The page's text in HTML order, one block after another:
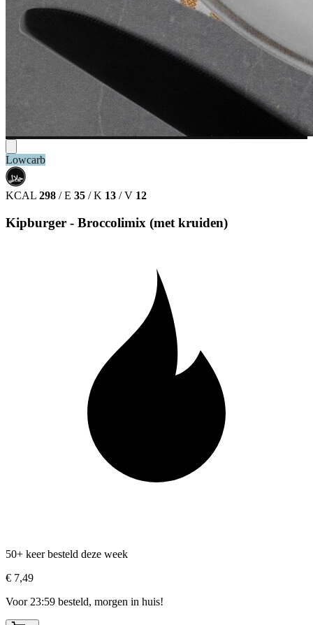
Lowcarb
حلال
HALAL
KCAL 298 / E 35 / K 13 / V 12
Kipburger - Broccolimix (met kruiden)
50+ keer besteld deze week
€ 7,49
Voor 23:59 besteld, morgen in huis!